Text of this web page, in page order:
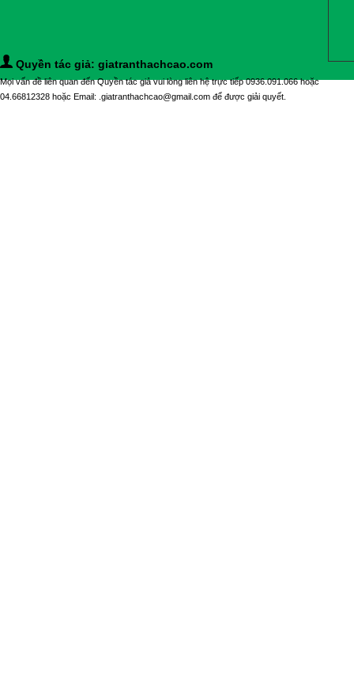
Quyền tác giả: giatranthachcao.com
Mọi vấn đề liên quan đến Quyền tác giả vui lòng liên hệ trực tiếp 0936.091.066 hoặc
04.66812328 hoặc Email: .giatranthachcao@gmail.com để được giải quyết.